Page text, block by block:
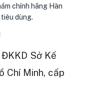
chính hãng Hàn
dùng.
Sở Kế
Chí Minh, cấp